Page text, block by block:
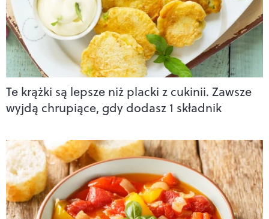
Te krążki są lepsze niż placki z cukinii. Zawsze
wyjdą chrupiące, gdy dodasz 1 składnik